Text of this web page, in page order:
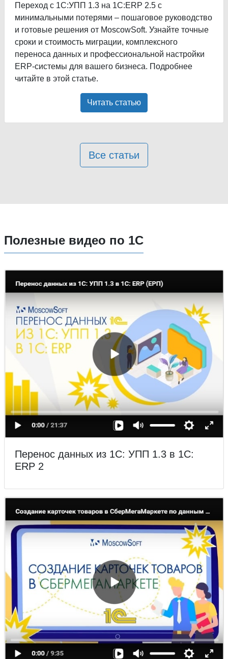
Переход с 1С:УПП 1.3 на 1С:ERP 2.5 с
минимальными потерями – пошаговое руководство
и готовые решения от MoscowSoft. Узнайте точные
сроки и стоимость миграции, комплексного
переноса данных и профессиональной настройки
ERP-системы для вашего бизнеса. Подробнее
читайте в этой статье.
Читать статью
Все статьи
Полезные видео по 1С
Перенос данных из 1С: УПП 1.3 в 1С:
ERP 2